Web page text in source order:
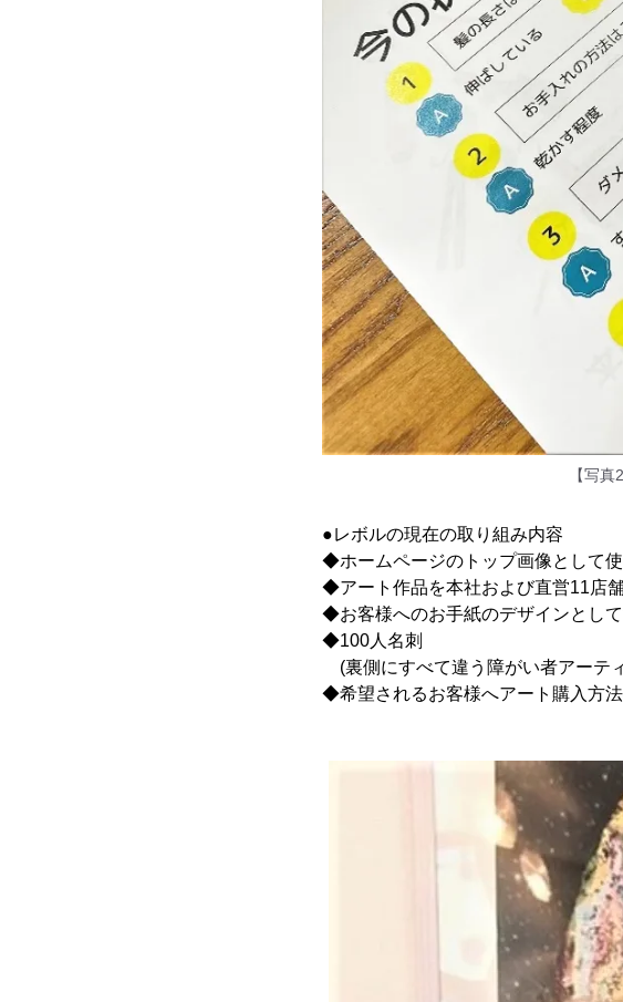
【写
●レボルの現在の取り組み内容
◆ホームページのトップ画像として
◆アート作品を本社および直営11店
◆お客様へのお手紙のデザインとして
◆100人名刺
(裏側にすべて違う障がい者アーテ
◆希望されるお客様へアート購入方